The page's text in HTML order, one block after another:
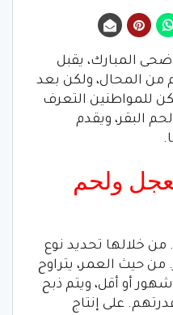
المبارك، يقبل
من المحال، ولكن بعد
للمواطنين التعرف
البقر، ويقدم
ولحم
من خلالها تحديد نوع
حيث العمر، يتراوح
لحم العجل. بين (6- 8) شهور أو أقل، ويتم ذبح
على إنتاج